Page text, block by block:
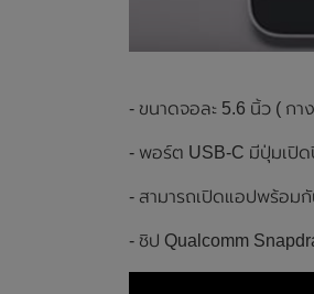
- ขนาดจอละ 5.6 นิ้ว ( ก
- พอร์ต USB-C มีปุ่มเปิ
- สามารถเปิดแอปพร้อม
- ชิป Qualcomm